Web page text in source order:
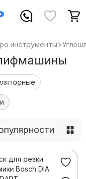
инструменты